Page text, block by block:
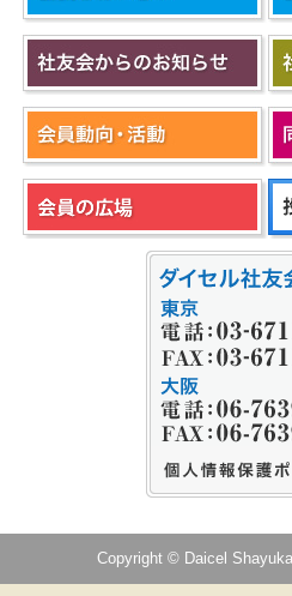
Copyright © Daicel